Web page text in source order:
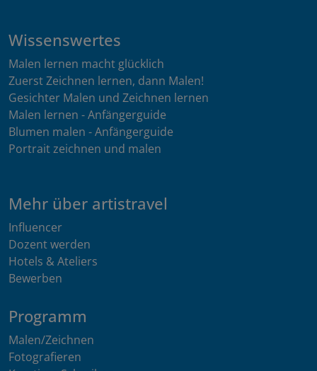
Wissenswertes
Malen lernen macht glücklich
Zuerst Zeichnen lernen, dann Malen!
Gesichter Malen und Zeichnen lernen
Malen lernen - Anfängerguide
Blumen malen - Anfängerguide
Portrait zeichnen und malen
Mehr über artistravel
Influencer
Dozent werden
Hotels & Ateliers
Bewerben
Programm
Malen/Zeichnen
Fotografieren